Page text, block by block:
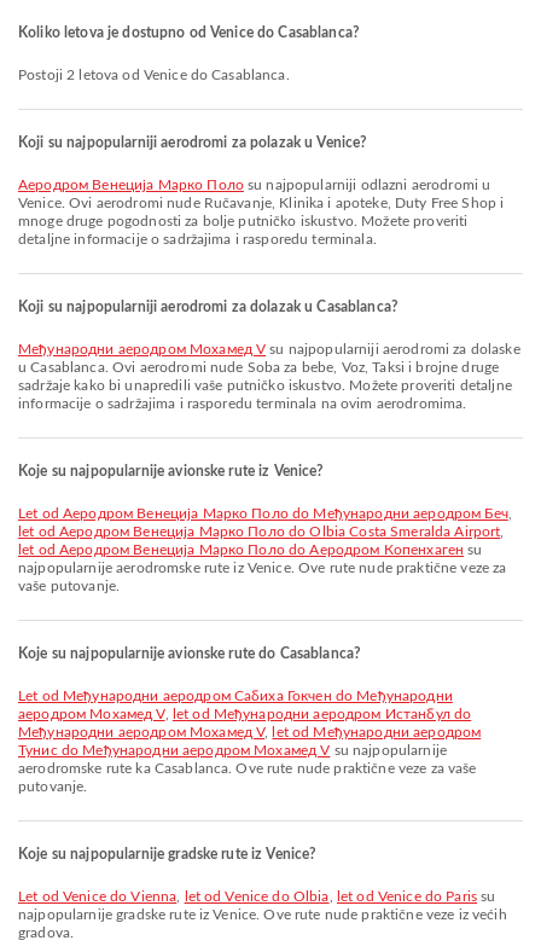
Koliko letova je dostupno od Venice do Casablanca?
Postoji 2 letova od Venice do Casablanca.
Koji su najpopularniji aerodromi za polazak u Venice?
Aеродром Венеција Марко Полоsu najpopularniji odlazni aerodromi u
Venice. Ovi aerodromi nude Ručavanje, Klinika i apoteke, Duty Free Shop i
mnoge druge pogodnosti za bolje putničko iskustvo. Možete proveriti
detaljne informacije o sadržajima i rasporedu terminala.
Koji su najpopularniji aerodromi za dolazak u Casablanca?
Међународни аеродром Мохамед V su najpopularniji aerodromi za dolaske
u Casablanca. Ovi aerodromi nude Soba za bebe, Voz, Taksi i brojne druge
sadržaje kako bi unapredili vaše putničko iskustvo. Možete proveriti detaljne
informacije o sadržajima i rasporedu terminala na ovim aerodromima.
Koje su najpopularnije avionske rute iz Venice?
let od Aеродром Венеција Марко Поло do Међународни аеродром Беч,
let od Aеродром Венеција Марко Поло do Olbia Costa Smeralda Airport
let od Aеродром Венеција Марко Поло do Аеродром Копенхаген su
najpopularnije aerodromske rute iz Venice. Ove rute nude praktične veze za
vaše putovanje.
Koje su najpopularnije avionske rute do Casablanca?
let od Међународни аеродром Сабиха Гокчен do Међународни
аеродром Мохамед V,
let od Међународни аеродром Истанбул do
Међународни аеродром Мохамед V,
let od Међународни аеродром
Тунис do Међународни аеродром Мохамед V su najpopularnije
aerodromske rute ka Casablanca. Ove rute nude praktične veze za vaše
putovanje.
Koje su najpopularnije gradske rute iz Venice?
let od Venice do Vienna let od Venice do Olbia let od Venice do Parissu
najpopularnije gradske rute iz Venice. Ove rute nude praktične veze iz većih
gradova.